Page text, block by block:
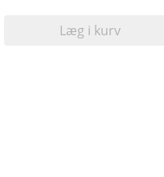
Læg i kurv